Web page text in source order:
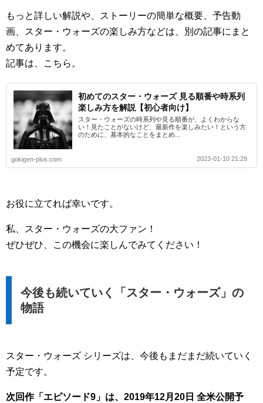
もっと詳しい解説や、ストーリーの簡単な概要、予告動
画、スター・ウォーズの楽しみ方などは、別の記事にまと
めてあります。
記事は、こちら。
初めてのスター・ウォーズ 見る順番や時系列
楽しみ方を解説【初心者向け】
スター・ウォーズの時系列や見る順番が、よくわからな
い！見たことがないけど、最新作を楽しみたい！という方
のために、基本的なことをまとめ...
gokigen-plus.com 2023-01-10 21:29
お役に立てれば幸いです。
私、スター・ウォーズの大ファン！
ぜひぜひ、この機会に楽しんでみてください！
今後も続いていく「スター・ウォーズ」の
物語
スター・ウォーズ シリーズは、今後もまだまだ続いていく
予定です。
次回作「エピソード9」は、2019年12月20日 全米公開予